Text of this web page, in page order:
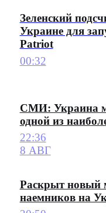
Зеленский
Украине для
Patriot
00:32
СМИ: Украина
одной из
22:36
8 АВГ
Раскрыт новый
наемников на